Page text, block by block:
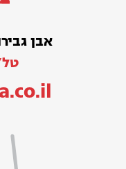
אבן גבירול 30, תל
טל׳ 03-